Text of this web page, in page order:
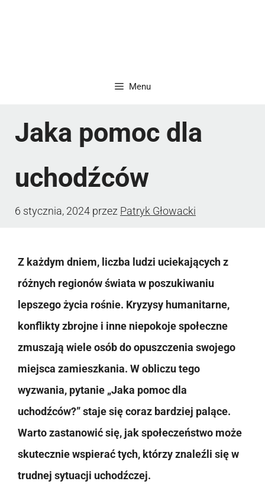
Menu
Jaka pomoc dla
uchodźców
6 stycznia, 2024 przez Patryk Głowacki
Z każdym dniem, liczba ludzi uciekających z
różnych regionów świata w poszukiwaniu
lepszego życia rośnie. Kryzysy humanitarne,
konflikty zbrojne i inne niepokoje społeczne
zmuszają wiele osób do opuszczenia swojego
miejsca zamieszkania. W obliczu tego
wyzwania, pytanie „Jaka pomoc dla
uchodźców?” staje się coraz bardziej palące.
Warto zastanowić się, jak społeczeństwo może
skutecznie wspierać tych, którzy znaleźli się w
trudnej sytuacji uchodźczej.